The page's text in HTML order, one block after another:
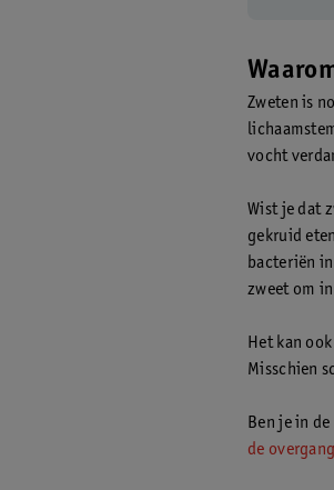
Zweten is
vocht
Wist je dat
gekruid
bacteriën
zweet om
Het kan
Misschien
Ben je in
de overgang